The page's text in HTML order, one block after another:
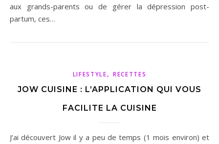
aux grands-parents ou de gérer la dépression post-
partum, ces…
LIFESTYLE, RECETTES
JOW CUISINE : L’APPLICATION QUI VOUS
FACILITE LA CUISINE
J’ai découvert Jow il y a peu de temps (1 mois environ) et